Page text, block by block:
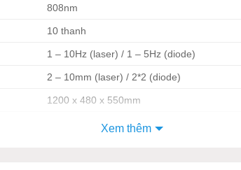
808nm
10 thanh
1 – 10Hz (laser) / 1 – 5Hz (diode)
2 – 10mm (laser) / 2*2 (diode)
1200 x 480 x 550mm
220V ~ 50HzXem thêm